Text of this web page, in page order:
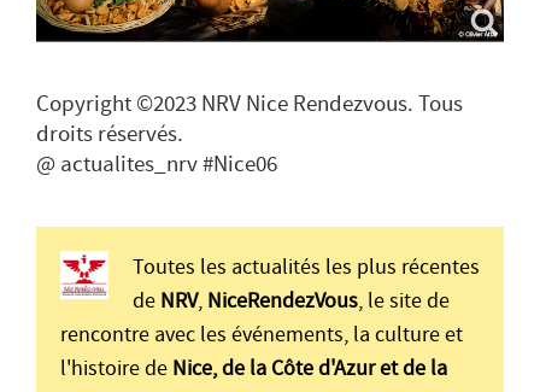
Copyright ©2023 NRV Nice Rendezvous. Tous
droits réservés.
@ actualites_nrv #Nice06
Toutes les actualités les plus récentes
de NRV, NiceRendezVous, le site de
rencontre avec les événements, la culture et
l'histoire de Nice, de la Côte d'Azur et de la